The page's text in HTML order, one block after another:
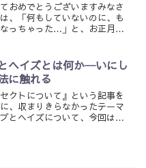
おめでとうございますみなさ
、「何もしていないのに、も
っちゃった…」と、お正月
年のスタートは 春分の日 か
春分である 3...
ヘイズとは何か─いにし
に触れる
クトについて』という記事を
、収まりきらなかったテーマ
とヘイズについて、今回は掘